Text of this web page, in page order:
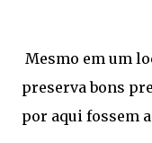
Mesmo em um
preserva bons
por aqui fossem